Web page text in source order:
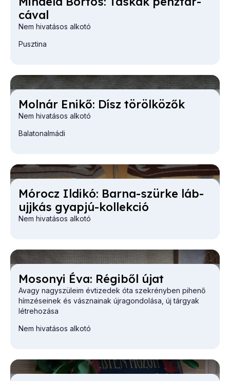
cá­val
Nem hivatásos alkotó
Pusztina
Mol­nár Eni­kő: Dísz tö­röl­kö­zők
Nem hivatásos alkotó
Balatonalmádi
Mó­rocz Il­di­kó: Bar­na-szür­ke láb­
ujj­kás gyap­jú-kol­lek­ció
Nem hivatásos alkotó
Mo­so­nyi Éva: Ré­gi­ből újat
Avagy nagyszüleim évtizedek óta szekrényben pihenő
hímzéseinek és vásznainak újragondolása, új tárgyak
létrehozása
Nem hivatásos alkotó